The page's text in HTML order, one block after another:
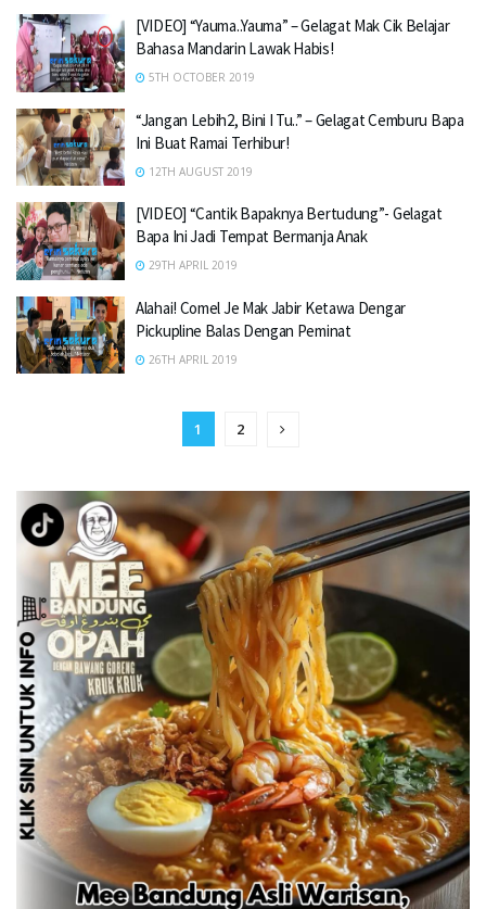
[VIDEO] “Yauma..Yauma” – Gelagat Mak Cik Belajar
Bahasa Mandarin Lawak Habis!
5TH OCTOBER 2019
“Jangan Lebih2, Bini I Tu..” – Gelagat Cemburu Bapa
Ini Buat Ramai Terhibur!
12TH AUGUST 2019
[VIDEO] “Cantik Bapaknya Bertudung”- Gelagat
Bapa Ini Jadi Tempat Bermanja Anak
29TH APRIL 2019
Alahai! Comel Je Mak Jabir Ketawa Dengar
Pickupline Balas Dengan Peminat
26TH APRIL 2019
1 2